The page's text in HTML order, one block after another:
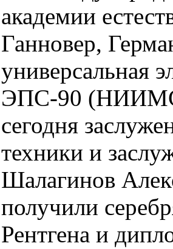
академии
Ганновер,
универсальная
ЭПС-90 (НИИМС-
сегодня
техники и
Шалагинов
получили
Рентгена и